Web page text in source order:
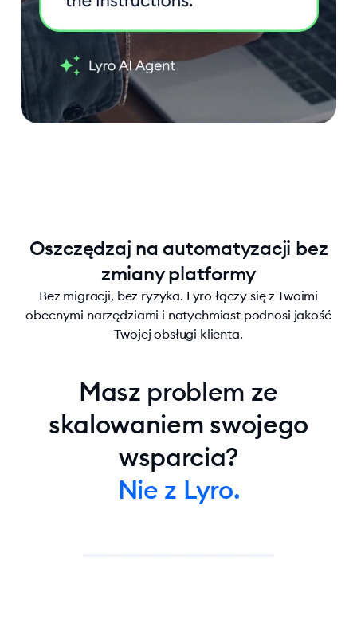
Oszczędzaj na automatyzacji bez
zmiany platformy
Bez migracji, bez ryzyka. Lyro łączy się z Twoimi
obecnymi narzędziami i natychmiast podnosi jakość
Twojej obsługi klienta.
Masz problem ze
skalowaniem swojego
wsparcia?
Nie z Lyro.